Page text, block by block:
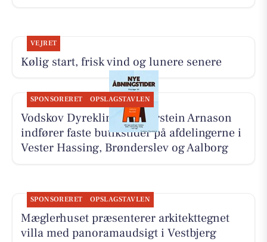
VEJRET
Kølig start, frisk vind og lunere senere
SPONSORERET OPSLAGSTAVLEN
Vodskov Dyreklinik v/Thorstein Arnason
indfører faste butikstider på afdelingerne i
Vester Hassing, Brønderslev og Aalborg
SPONSORERET OPSLAGSTAVLEN
Mæglerhuset præsenterer arkitekttegnet
villa med panoramaudsigt i Vestbjerg